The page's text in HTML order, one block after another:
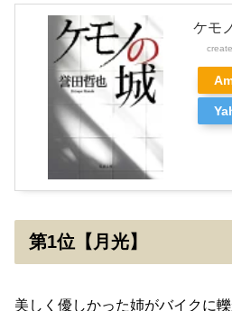
ケモ
第1位【月光】
美しく優しかった姉がバイクに轢